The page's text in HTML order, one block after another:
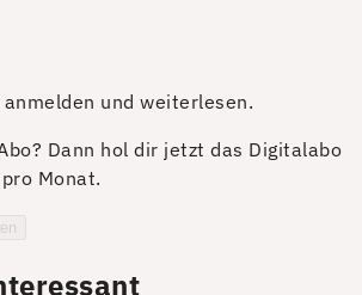
und weiterlesen.
Dann hol dir jetzt das Digitalabo
Monat.